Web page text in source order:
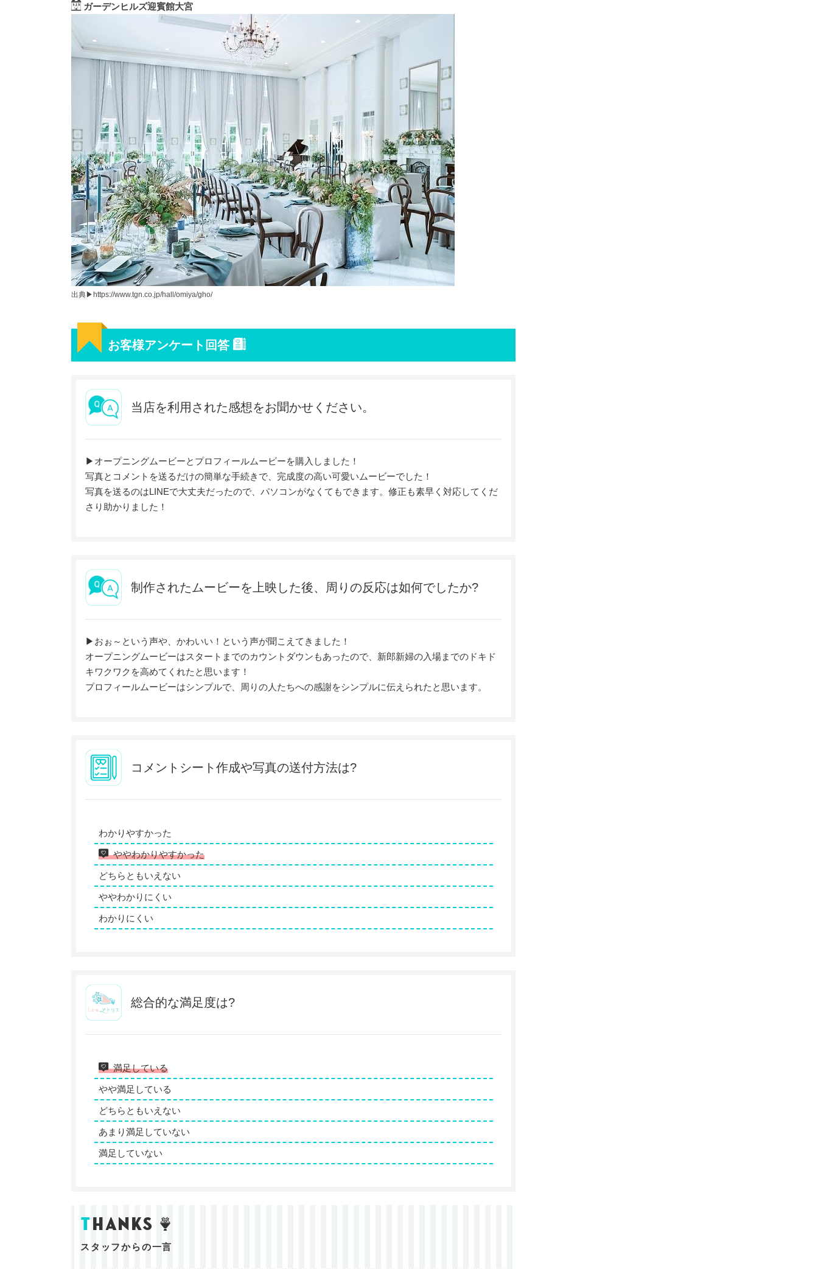
ガーデンヒルズ迎賓館大宮
出典▶︎https://www.tgn.co.jp/hall/omiya/gho/
お客様アンケート回答
当店を利用された感想をお聞かせください。
▶︎オープニングムービーとプロフィールムービーを購入しました！
写真とコメントを送るだけの簡単な手続きで、完成度の高い可愛いムービーでした！
写真を送るのはLINEで大丈夫だったので、パソコンがなくてもできます。修正も素早く対応してくだ
さり助かりました！
制作されたムービーを上映した後、周りの反応は如何でしたか?
▶︎おぉ～という声や、かわいい！という声が聞こえてきました！
オープニングムービーはスタートまでのカウントダウンもあったので、新郎新婦の入場までのドキド
キワクワクを高めてくれたと思います！
プロフィールムービーはシンプルで、周りの人たちへの感謝をシンプルに伝えられたと思います。
コメントシート作成や写真の送付方法は?
わかりやすかった
ややわかりやすかった
どちらともいえない
ややわかりにくい
わかりにくい
総合的な満足度は?
満足している
やや満足している
どちらともいえない
あまり満足していない
満足していない
thanks
スタッフからの一言